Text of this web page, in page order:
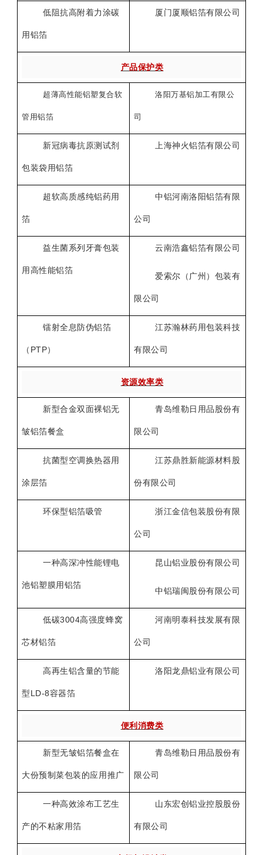
低阻抗高附着力涂碳
用铝箔
厦门厦顺铝箔有限公司
产品保护类
超薄高性能铝塑复合软
管用铝箔
洛阳万基铝加工有限公
司
新冠病毒抗原测试剂
包装袋用铝箔
上海神火铝箔有限公司
超软高质感纯铝药用
箔
中铝河南洛阳铝箔有限
公司
益生菌系列牙膏包装
用高性能铝箔
云南浩鑫铝箔有限公司
爱索尔（广州）包装有
限公司
镭射全息防伪铝箔
（ PTP）
江苏瀚林药用包装科技
有限公司
资源效率类
新型合金双面裸铝无
皱铝箔餐盒
青岛维勒日用品股份有
限公司
抗菌型空调换热器用
涂层箔
江苏鼎胜新能源材料股
份有限公司
环保型铝箔吸管 浙江金信包装股份有限
公司
一种高深冲性能锂电
池铝塑膜用铝箔
昆山铝业股份有限公司
中铝瑞闽股份有限公司
低碳3004高强度蜂窝
芯材铝箔
河南明泰科技发展有限
公司
高再生铝含量的节能
型 LD-8容器箔
洛阳龙鼎铝业有限公司
便利消费类
新型无皱铝箔餐盒在
大份预制菜包装的应用推广
青岛维勒日用品股份有
限公司
一种高效涂布工艺生
产的不粘家用箔
山东宏创铝业控股股份
有限公司